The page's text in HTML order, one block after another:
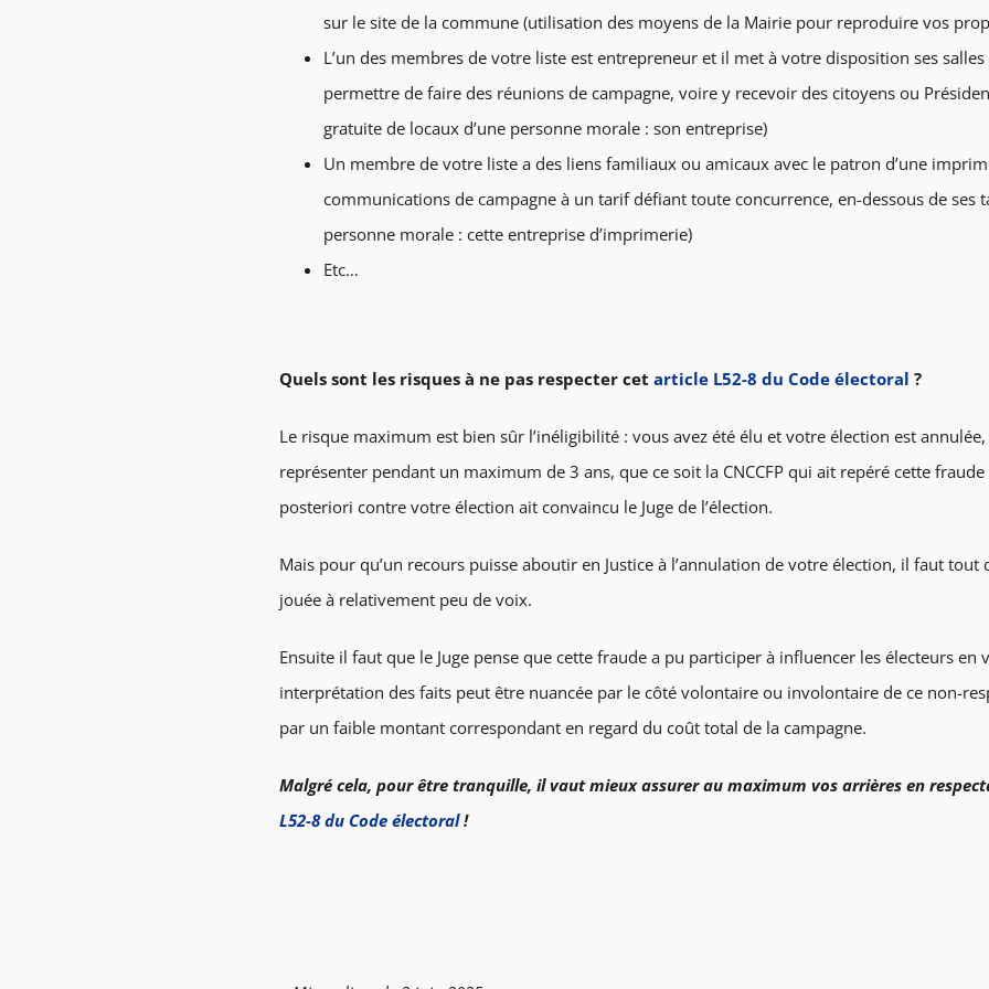
sur le site de la commune (utilisation des moyens de la Mairie pour reproduire vos
L’un des membres de votre liste est entrepreneur et il met à votre disposition ses
permettre de faire des réunions de campagne, voire y recevoir des citoyens ou
gratuite de locaux d’une personne morale : son entreprise)
Un membre de votre liste a des liens familiaux ou amicaux avec le patron d’une
communications de campagne à un tarif défiant toute concurrence, en-dessous de ses
personne morale : cette entreprise d’imprimerie)
Etc…
Quels sont les risques à ne pas respecter cet article L52-8 du Code électoral ?
Le risque maximum est bien sûr l’inéligibilité : vous avez été élu et votre élection est
représenter pendant un maximum de 3 ans, que ce soit la CNCCFP qui ait repéré cette fraude
posteriori contre votre élection ait convaincu le Juge de l’élection.
Mais pour qu’un recours puisse aboutir en Justice à l’annulation de votre élection, il faut tout
jouée à relativement peu de voix.
Ensuite il faut que le Juge pense que cette fraude a pu participer à influencer les électeurs en
interprétation des faits peut être nuancée par le côté volontaire ou involontaire de ce non-
par un faible montant correspondant en regard du coût total de la campagne.
Malgré cela, pour être tranquille, il vaut mieux assurer au maximum vos arrières en
L52-8 du Code électoral!